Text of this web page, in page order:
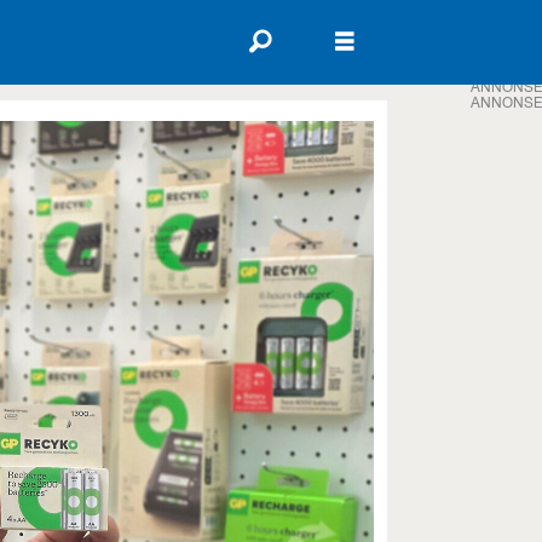
ANNONSE
ANNONSE